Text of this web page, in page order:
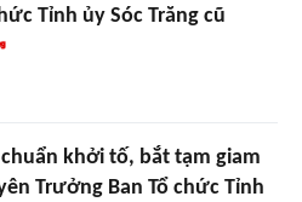
Tỉnh ủy Sóc Trăng cũ
chuẩn khởi tố, bắt tạm giam
Trưởng Ban Tổ chức Tỉnh